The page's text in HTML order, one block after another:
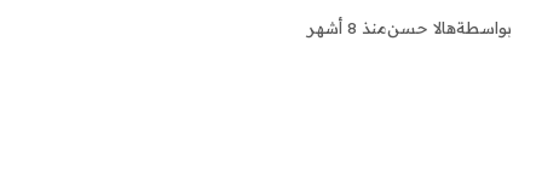
بواسطةهالا حسنمنذ 8 أشهر